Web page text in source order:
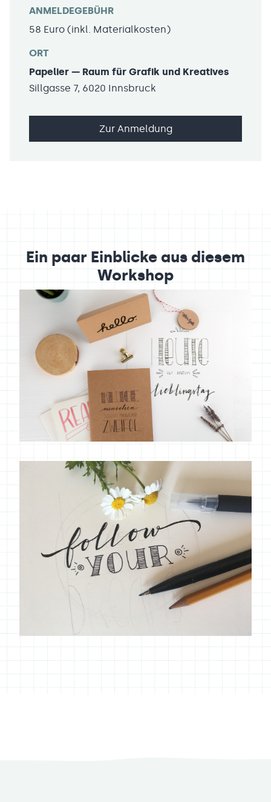
ANMELDEGEBÜHR
58 Euro (inkl. Materialkosten)
ORT
Papelier — Raum für Grafik und Kreatives
Sillgasse 7, 6020 Innsbruck
Zur Anmeldung
Ein paar Einblicke aus diesem
Workshop